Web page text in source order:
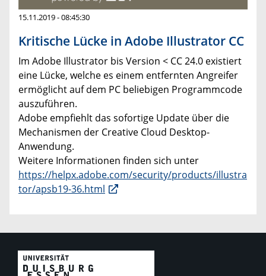
15.11.2019 - 08:45:30
Kritische Lücke in Adobe Illustrator CC
Im Adobe Illustrator bis Version < CC 24.0 existiert
eine Lücke, welche es einem entfernten Angreifer
ermöglicht auf dem PC beliebigen Programmcode
auszuführen.
Adobe empfiehlt das sofortige Update über die
Mechanismen der Creative Cloud Desktop-
Anwendung.
Weitere Informationen finden sich unter
https://helpx.adobe.com/security/products/illustra
tor/apsb19-36.html